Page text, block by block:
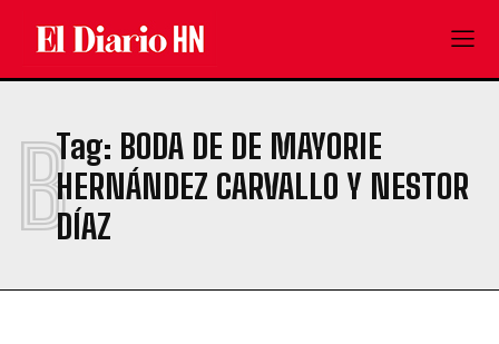
Tag: BODA DE DE MAYORIE
HERNÁNDEZ CARVALLO Y NESTOR
DÍAZ
B